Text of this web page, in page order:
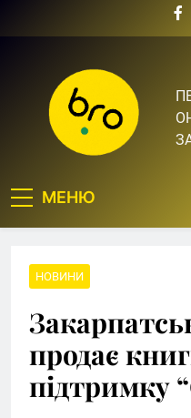
Bro.org.ua
ТВІЙ БРО
МЕНЮ
НОВИНИ
продає
підтримку